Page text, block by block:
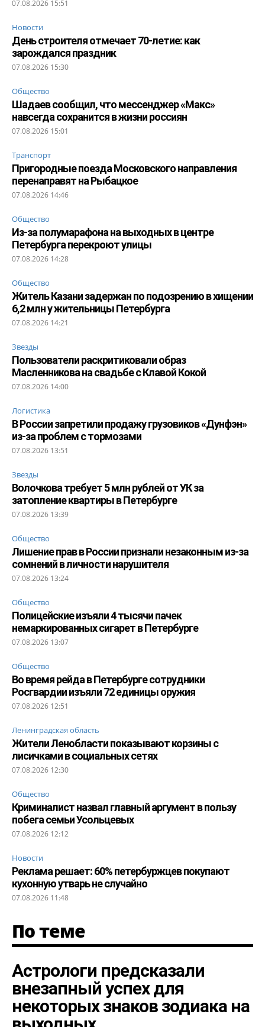
07.08.2026 15:51
Новости
День строителя отмечает 70-летие: как
зарождался праздник
07.08.2026 15:30
Общество
Шадаев сообщил, что мессенджер «Макс»
навсегда сохранится в жизни россиян
07.08.2026 15:01
Транспорт
Пригородные поезда Московского направления
перенаправят на Рыбацкое
07.08.2026 14:46
Общество
Из-за полумарафона на выходных в центре
Петербурга перекроют улицы
07.08.2026 14:28
Общество
Житель Казани задержан по подозрению в хищении
6,2 млн у жительницы Петербурга
07.08.2026 14:21
Звезды
Пользователи раскритиковали образ
Масленникова на свадьбе с Клавой Кокой
07.08.2026 14:00
Логистика
В России запретили продажу грузовиков «Дунфэн»
из-за проблем с тормозами
07.08.2026 13:51
Звезды
Волочкова требует 5 млн рублей от УК за
затопление квартиры в Петербурге
07.08.2026 13:39
Общество
Лишение прав в России признали незаконным из-за
сомнений в личности нарушителя
07.08.2026 13:24
Общество
Полицейские изъяли 4 тысячи пачек
немаркированных сигарет в Петербурге
07.08.2026 13:07
Общество
Во время рейда в Петербурге сотрудники
Росгвардии изъяли 72 единицы оружия
07.08.2026 12:51
Ленинградская область
Жители Ленобласти показывают корзины с
лисичками в социальных сетях
07.08.2026 12:30
Общество
Криминалист назвал главный аргумент в пользу
побега семьи Усольцевых
07.08.2026 12:12
Новости
Реклама решает: 60% петербуржцев покупают
кухонную утварь не случайно
07.08.2026 11:48
По теме
Астрологи предсказали
внезапный успех для
некоторых знаков зодиака на